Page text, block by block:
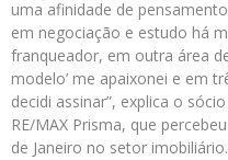
uma afinidade de
em negociação e estudo há
franqueador, em outra área
modelo’ me apaixonei e em
decidi assinar”, explica o
RE/MAX Prisma, que
de Janeiro no setor imobiliário.